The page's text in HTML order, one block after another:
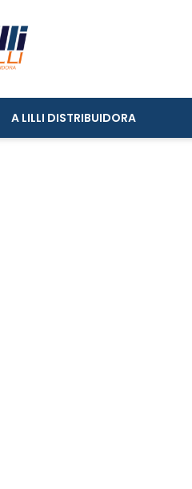
A LILLI DISTRIBUIDORA